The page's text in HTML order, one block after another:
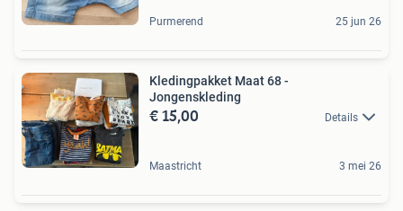
Purmerend 25 jun 26
Kledingpakket Maat 68 -
Jongenskleding
€ 15,00 Details
Maastricht 3 mei 26